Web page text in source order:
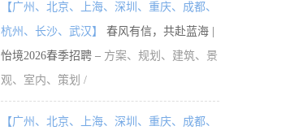
【广州、北京、上海、深圳、重庆、成都、
杭州、长沙、武汉】
春风有信，共赴蓝海 |
怡境2026春季招聘 – 方案、规划、建筑、景
观、室内、策划 /
【广州、北京、上海、深圳、重庆、成都、